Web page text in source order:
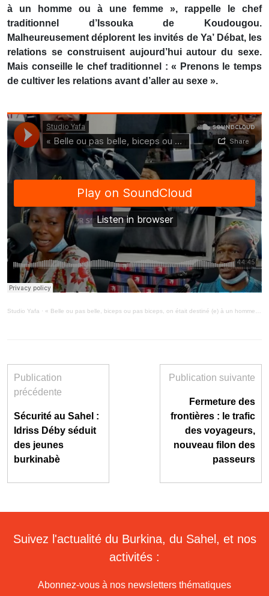
à un homme ou à une femme », rappelle le chef
traditionnel d’Issouka de Koudougou.
Malheureusement déplorent les invités de Ya’ Débat, les
relations se construisent aujourd’hui autour du sexe.
Mais conseille le chef traditionnel : « Prenons le temps
de cultiver les relations avant d’aller au sexe ».
Studio Yafa · « Belle ou pas belle, biceps ou pas biceps, on était destiné (e) à un homme ou à une femme »
Publication
précédente
Sécurité au Sahel :
Idriss Déby séduit
des jeunes
burkinabè
Publication suivante
Fermeture des
frontières : le trafic
des voyageurs,
nouveau filon des
passeurs
Suivez l'actualité du Burkina, du Sahel, et nos
activités :
Abonnez-vous à nos newsletters thématiques